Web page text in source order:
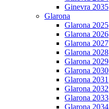
Ginevra 2035
Glarona
Glarona 2025
Glarona 2026
Glarona 2027
Glarona 2028
Glarona 2029
Glarona 2030
Glarona 2031
Glarona 2032
Glarona 2033
Glarona 2034